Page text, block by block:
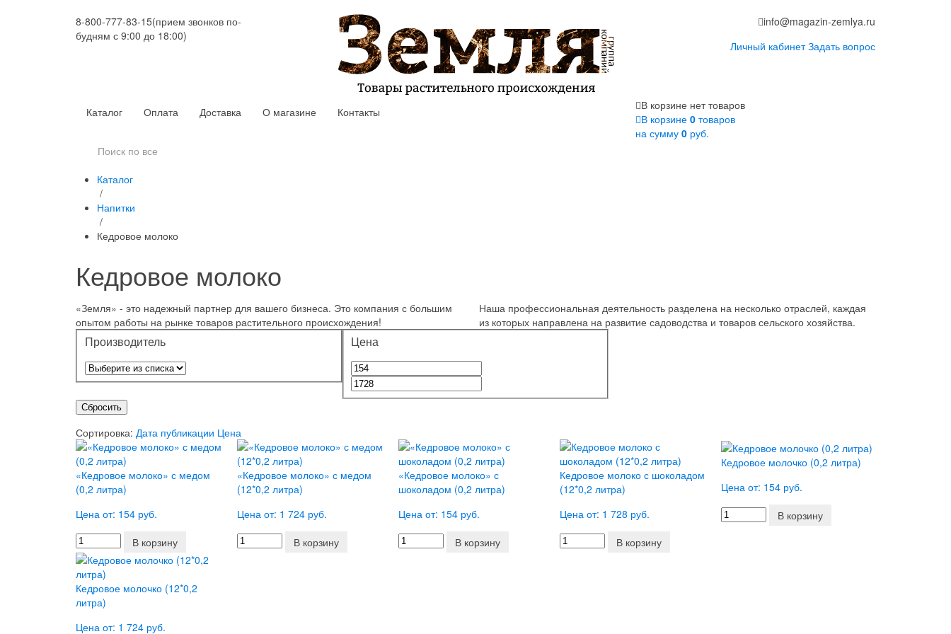
8-800-777-83-15(прием звонков по-
будням с 9:00 до 18:00)
info@magazin-zemlya.ru
Личный кабинет Задать вопрос
Каталог Оплата Доставка О магазине Контакты
В корзине нет товаров
В корзине 0 товаров
на сумму 0 руб.
Каталог
/
Напитки
/
Кедровое молоко
Кедровое молоко
«Земля» - это надежный партнер для вашего бизнеса. Это компания с большим
опытом работы на рынке товаров растительного происхождения!
Наша профессиональная деятельность разделена на несколько отраслей, каждая
из которых направлена на развитие садоводства и товаров сельского хозяйства.
Производитель Цена
Сбросить
Сортировка: Дата публикации Цена
«Кедровое молоко» с медом
(0,2 литра)
Цена от: 154 руб.
В корзину
«Кедровое молоко» с медом
(12*0,2 литра)
Цена от: 1 724 руб.
В корзину
«Кедровое молоко» с
шоколадом (0,2 литра)
Цена от: 154 руб.
В корзину
Кедровое молоко с шоколадом
(12*0,2 литра)
Цена от: 1 728 руб.
В корзину
Кедровое молочко (0,2 литра)
Цена от: 154 руб.
В корзину
Кедровое молочко (12*0,2
литра)
Цена от: 1 724 руб.